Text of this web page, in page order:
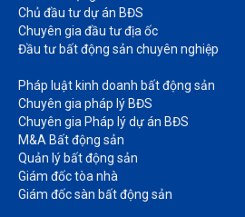
Chủ đầu tư dự án BĐS
Chuyên gia đầu tư địa ốc​
Đầu tư bất động sản chuyên nghiệp
Pháp luật kinh doanh bất động sản​
Chuyên gia pháp lý BĐS
Chuyên gia Pháp lý dự án BĐS
M&A Bất động sản​
Quản lý bất động sản
Giám đốc tòa nhà​
Giám đốc sàn bất động sản